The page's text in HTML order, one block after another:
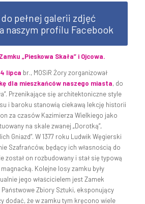
pełnej galerii zdjęć
naszym profilu Facebook
„Pieskowa Skała” i Ojcowa.
lipca br., MOSiR Żory zorganizował
dla mieszkańców naszego miasta, do
Przenikające się architektoniczne style
i baroku stanowią ciekawą lekcję historii
za czasów Kazimierza Wielkiego jako
na skale zwanej „Dorotką”,
Gniazd”. W 1377 roku Ludwik Węgierski
Szafrańców, będący ich własnością do
został on rozbudowany i stał się typową
Kolejne losy zamku były
jego właścicielem jest Zamek
Państwowe Zbiory Sztuki, eksponujący
dodać, że w zamku tym kręcono wiele